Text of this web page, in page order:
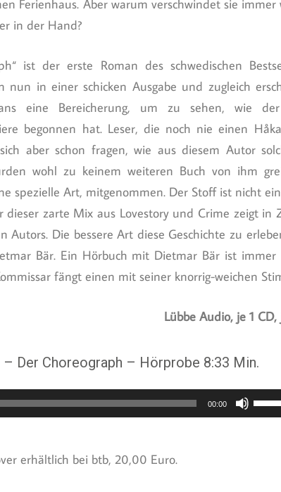
Ferienhaus. Aber warum verschwindet sie
in der Hand?
ist der erste Roman des schwedischen
nun in einer schicken Ausgabe und zugleich
eine Bereicherung, um zu sehen, wie
begonnen hat. Leser, die noch nie einen
aber schon fragen, wie aus diesem Autor
wohl zu keinem weiteren Buch von ihm
spezielle Art, mitgenommen. Der Stoff ist nicht
dieser zarte Mix aus Lovestory und Crime zeigt in
Autors. Die bessere Art diese Geschichte zu
Bär. Ein Hörbuch mit Dietmar Bär ist immer
fängt einen mit seiner knorrig-weichen
Lübbe Audio, je 1
– Der Choreograph – Hörprobe 8:33 Min.
00:00
erhältlich bei btb, 20,00 Euro.